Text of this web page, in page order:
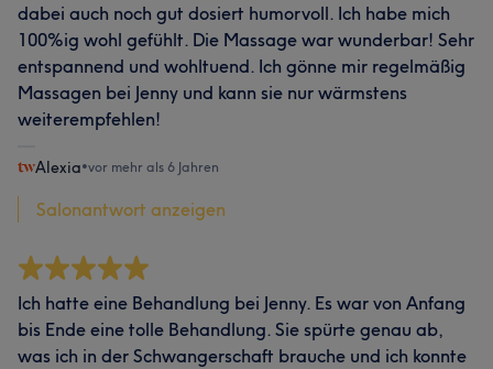
dabei auch noch gut dosiert humorvoll. Ich habe mich
100%ig wohl gefühlt. Die Massage war wunderbar! Sehr
entspannend und wohltuend. Ich gönne mir regelmäßig
Massagen bei Jenny und kann sie nur wärmstens
weiterempfehlen!
Alexia•vor mehr als 6 Jahren
Salonantwort anzeigen
Ich hatte eine Behandlung bei Jenny. Es war von Anfang
bis Ende eine tolle Behandlung. Sie spürte genau ab,
was ich in der Schwangerschaft brauche und ich konnte